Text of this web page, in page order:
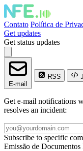
Contato Política de
Get updates
Get status updates
E-mail
RSS
Get e-mail notifications
resolves an incident:
Subscribe to specific
Emissão de Documentos